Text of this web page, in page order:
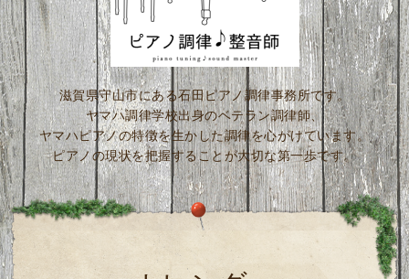
滋賀県守山市にある石田ピアノ調律事務所です。
ヤマハ調律学校出身のベテラン調律師、
ヤマハピアノの特徴を生かした調律を心がけています。
ピアノの現状を把握することが大切な第一歩です。